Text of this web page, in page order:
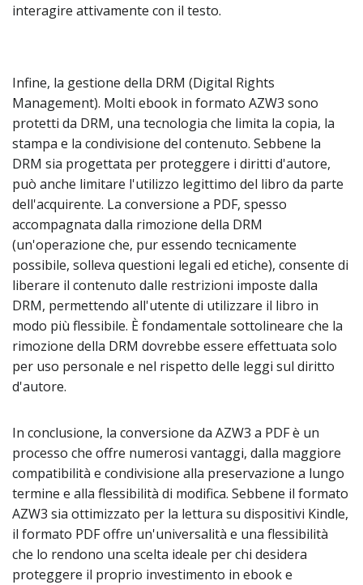
interagire attivamente con il testo.
Infine, la gestione della DRM (Digital Rights
Management). Molti ebook in formato AZW3 sono
protetti da DRM, una tecnologia che limita la copia, la
stampa e la condivisione del contenuto. Sebbene la
DRM sia progettata per proteggere i diritti d'autore,
può anche limitare l'utilizzo legittimo del libro da parte
dell'acquirente. La conversione a PDF, spesso
accompagnata dalla rimozione della DRM
(un'operazione che, pur essendo tecnicamente
possibile, solleva questioni legali ed etiche), consente di
liberare il contenuto dalle restrizioni imposte dalla
DRM, permettendo all'utente di utilizzare il libro in
modo più flessibile. È fondamentale sottolineare che la
rimozione della DRM dovrebbe essere effettuata solo
per uso personale e nel rispetto delle leggi sul diritto
d'autore.
In conclusione, la conversione da AZW3 a PDF è un
processo che offre numerosi vantaggi, dalla maggiore
compatibilità e condivisione alla preservazione a lungo
termine e alla flessibilità di modifica. Sebbene il formato
AZW3 sia ottimizzato per la lettura su dispositivi Kindle,
il formato PDF offre un'universalità e una flessibilità
che lo rendono una scelta ideale per chi desidera
proteggere il proprio investimento in ebook e